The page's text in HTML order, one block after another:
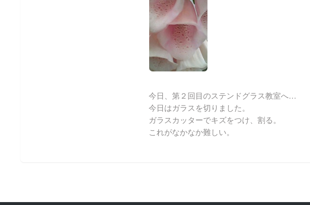
今日、第２回目のステンドグラス教室へ…
今日はガラスを切りました。
ガラスカッターでキズをつけ、割る。
これがなかなか難しい。